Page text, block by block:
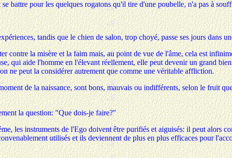
battre pour les quelques rogatons qu'il tire d'une poubelle, n'a pas à
tandis que le chien de salon, trop choyé, passe ses jours dans
contre la misère et la faim mais, au point de vue de l'âme, cela est
qui aide l'homme en l'élevant réellement, elle peut devenir un grand
ne peut la considérer autrement que comme une véritable affliction.
de la naissance, sont bons, mauvais ou indifférents, selon le fruit
la question: "Que dois-je faire?"
les instruments de l'Ego doivent être purifiés et aiguisés: il peut alors
utilisés et ils deviennent de plus en plus efficaces pour